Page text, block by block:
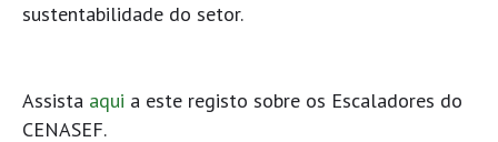
sustentabilidade do setor.
Assista aqui a este registo sobre os Escaladores do
CENASEF.